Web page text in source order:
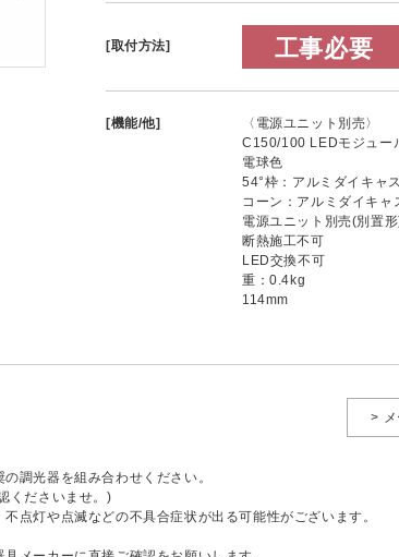
[取付方法] 工事必要
[機能/他]
〈電源ユニット別売〉
C150/100 LEDモジュー
電球色
54°枠：アルミダイキャ
コーン：アルミダイキャ
電源ユニット別売(別置
断熱施工不可
LED交換不可
重：0.4kg
114mm
>
調光器を組み合わせください。
くださいませ。)
点灯や点滅などの不具合症状が出る可能性がございます。